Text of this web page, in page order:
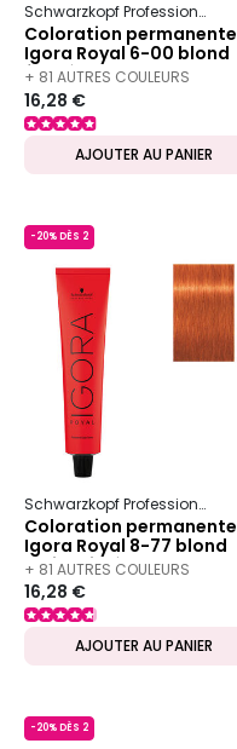
Schwarzkopf Professional
Coloration permanente
Igora Royal 6-00 blond
foncé naturel extra
+ 81 AUTRES COULEURS
DISPONIBLES
16,28 €
AJOUTER AU PANIER
-20% DÈS 2
Schwarzkopf Professional
Coloration permanente
Igora Royal 8-77 blond
clair cuivré extra
+ 81 AUTRES COULEURS
DISPONIBLES
16,28 €
AJOUTER AU PANIER
-20% DÈS 2